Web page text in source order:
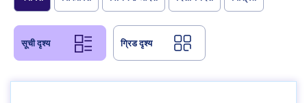
सूची दृश्य ग्रिड दृश्य